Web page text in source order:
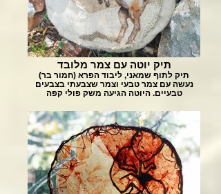
תיק יוטה עם צמר מלובד
תיק לתוף שמאני, ליבוד הפרא (חמור בר)
נעשה עם צמר טבעי וצמר שצבעתי בצבעים
טבעיים. היוטה הגיעה משק פולי קפה